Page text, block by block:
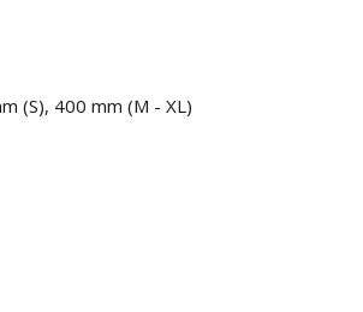
(S), 400 mm (M - XL)